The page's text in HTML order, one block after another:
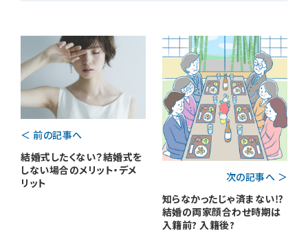
＜ 前の記事へ
結婚式したくない？結婚式を
しない場合のメリット・デメ
リット
次の記事へ ＞
知らなかったじゃ済まない⁉
結婚の両家顔合わせ時期は
入籍前? 入籍後?